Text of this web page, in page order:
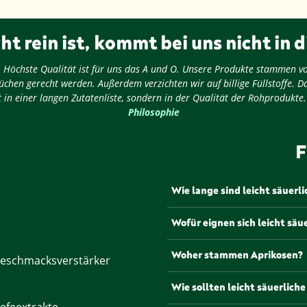
rein ist, kommt bei uns nicht in
Höchste Qualität ist für uns das A und O. Unsere Produkte stammen
gerecht werden. Außerdem verzichten wir auf billige Füllstoffe.
einer langen Zutatenliste, sondern in der Qualität der Rohprodukte.
Philosophie
Wie lange sind leicht
Leicht säuerliche
Monate haltbar. Um ihre
luftdichten Behälter an
Wofür eignen sich leicht
Diese Aprikosen sind ein
Verfeinern von Müslis,
herzhaften Gerichten wie
bieten.
Woher stammen Aprikosen?
Aprikosen stammen
um das heutige Armenien
Wie sollten leicht